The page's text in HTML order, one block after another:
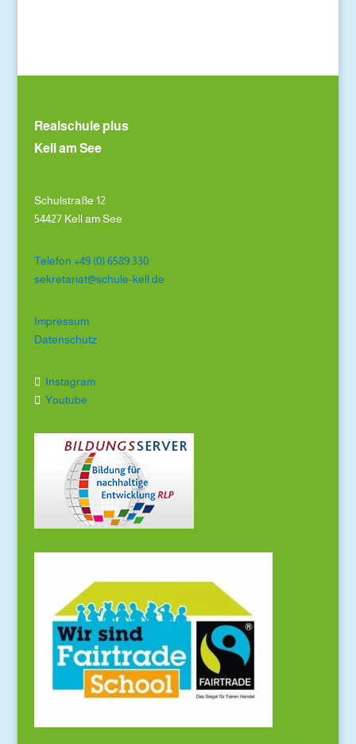
Realschule plus
Kell am See
Schulstraße 12
54427 Kell am See
Telefon +49 (0) 6589 330
sekretariat@schule-kell.de
Impressum
Datenschutz
Instagram
Youtube